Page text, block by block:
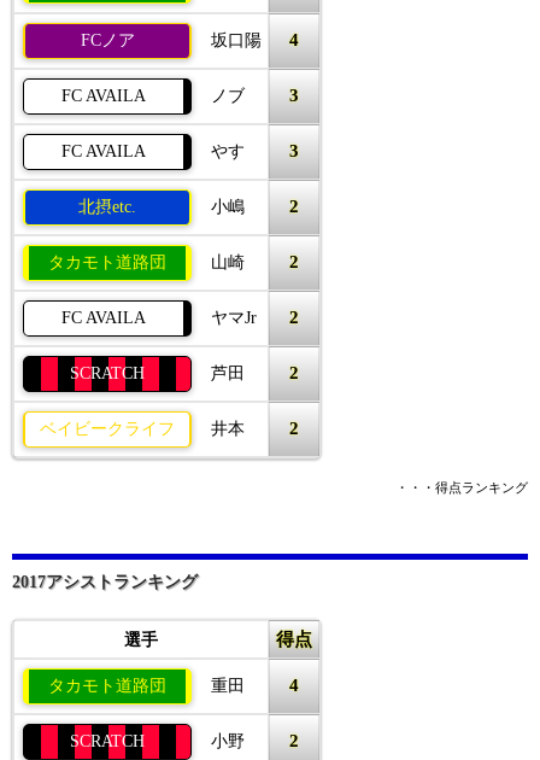
FCノア 坂口陽 4
FC AVAILA ノブ 3
FC AVAILA やす 3
北摂etc. 小嶋 2
タカモト道路団 山崎 2
FC AVAILA ヤマJr 2
SCRATCH 芦田 2
ベイビークライフ 井本 2
・・・得点ランキング
2017アシストランキング
選手 得点
タカモト道路団 重田 4
SCRATCH 小野 2